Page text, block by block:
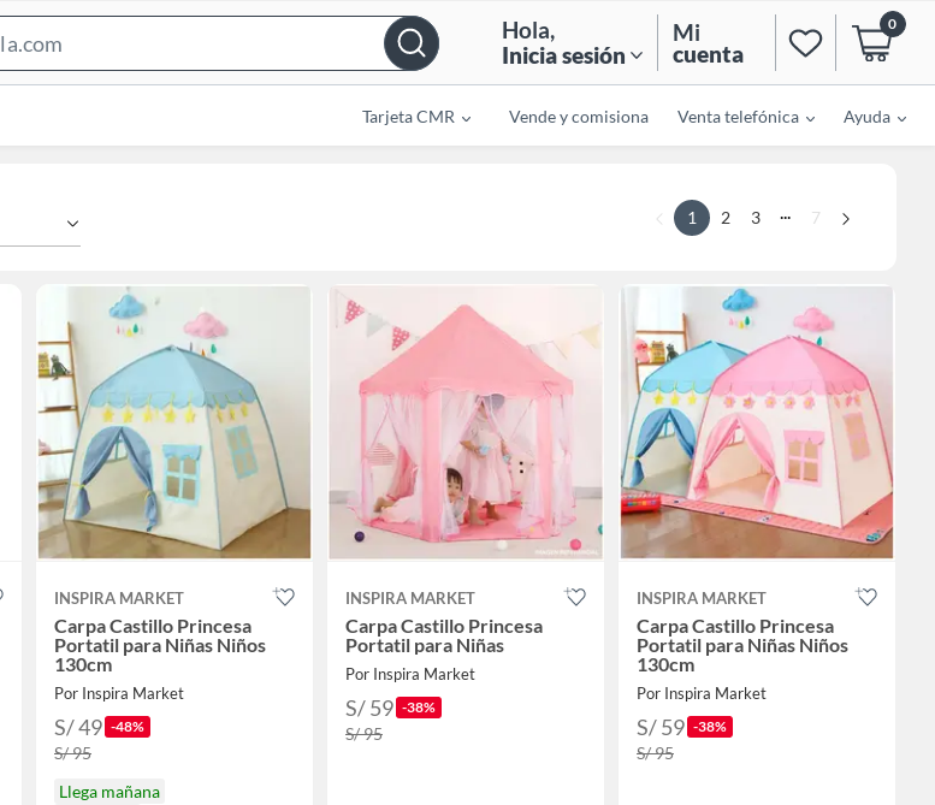
Bar
Hola,
Inicia sesión
Mi
cuenta
0
Tarjeta CMR Vende y comisiona Venta telefónica Ayuda
1 2 3 ... 7
INSPIRA MARKET
Carpa Castillo Princesa
Portatil para Niñas Niños
130cm
Por Inspira Market
S/ 49 -48%
S/ 95
Llega mañana
INSPIRA MARKET
Carpa Castillo Princesa
Portatil para Niñas
Por Inspira Market
S/ 59 -38%
S/ 95
INSPIRA MARKET
Carpa Castillo Princesa
Portatil para Niñas Niños
130cm
Por Inspira Market
S/ 59 -38%
S/ 95